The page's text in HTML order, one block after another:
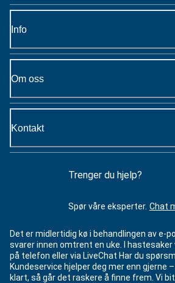
Info
Om oss
Kontakt
Trenger du hjelp?
Spør våre eksperter. Chat
Det er midlertidig kø i behandlingen av e-
svarer innen omtrent en uke. I
på telefon eller via LiveChat Har du
Kundeservice hjelper deg mer enn gjerne
klart, så går det raskere å finne frem. Vi